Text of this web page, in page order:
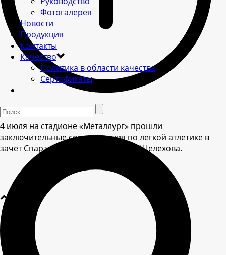
Фотогалерея
Новости
Продукция
Контакты
Качество
Политика в области качества
Сертификаты
4 июля на стадионе «Металлург» прошли
заключительные соревнования по легкой атлетике в
зачет Спартакиады предприятий г. Шелехова.